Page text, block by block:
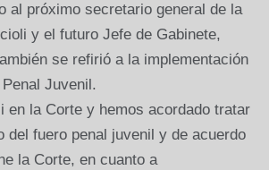
al próximo secretario general de la
y el futuro Jefe de Gabinete,
se refirió a la implementación
Juvenil.
en la Corte y hemos acordado tratar
del fuero penal juvenil y de acuerdo
la Corte, en cuanto a